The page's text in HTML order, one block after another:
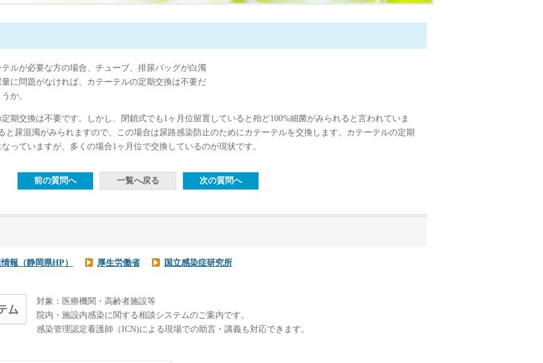
ルが必要な方の場合、チューブ、排尿バッグが白濁
量に問題がなければ、カテーテルの定期交換は不要だ
か。
期交換は不要です。しかし、閉鎖式でも1ヶ月位留置していると殆ど100%細菌がみられると言われていま
と尿混濁がみられますので、この場合は尿路感染防止のためにカテーテルを交換します。カテーテルの定期
っていますが、多くの場合1ヶ月位で交換しているのが現状です。
報（静岡県HP） 厚生労働省 国立感染症研究所
対象：医療機関・高齢者施設等
院内・施設内感染に関する相談システムのご案内です。
感染管理認定看護師（ICN)による現場での助言・講義も対応できます。